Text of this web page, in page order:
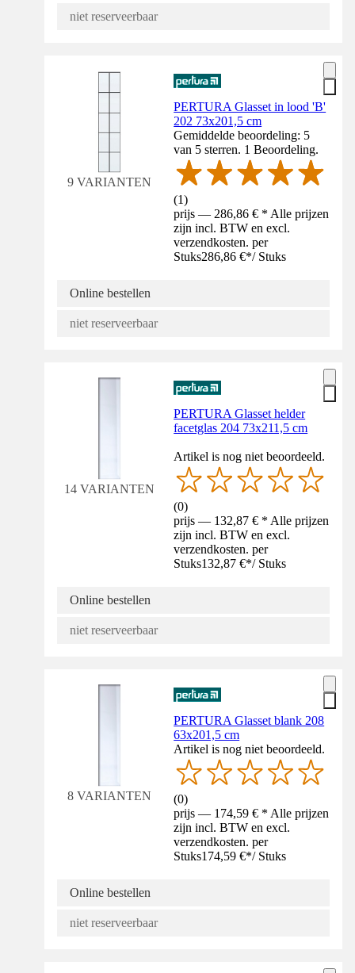
niet reserveerbaar
9 VARIANTEN
PERTURA Glasset in lood 'B'
202 73x201,5 cm
Gemiddelde beoordeling: 5
van 5 sterren. 1 Beoordeling.
(1)
prijs — 286,86 € * Alle prijzen
zijn incl. BTW en excl.
verzendkosten. per
Stuks286,86 €*/ Stuks
Online bestellen
niet reserveerbaar
14 VARIANTEN
PERTURA Glasset helder
facetglas 204 73x211,5 cm
Artikel is nog niet beoordeeld.
(0)
prijs — 132,87 € * Alle prijzen
zijn incl. BTW en excl.
verzendkosten. per
Stuks132,87 €*/ Stuks
Online bestellen
niet reserveerbaar
8 VARIANTEN
PERTURA Glasset blank 208
63x201,5 cm
Artikel is nog niet beoordeeld.
(0)
prijs — 174,59 € * Alle prijzen
zijn incl. BTW en excl.
verzendkosten. per
Stuks174,59 €*/ Stuks
Online bestellen
niet reserveerbaar